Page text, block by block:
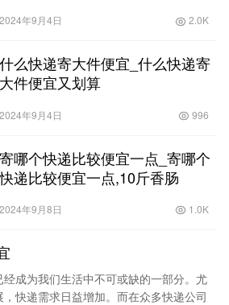
2024年9月4日 2.0K
什么快递寄大件便宜_什么快递寄
大件便宜又划算
2024年9月4日 996
寄哪个快递比较便宜一点_寄哪个
快递比较便宜一点,10斤香肠
2024年9月8日 1.0K
成为我们生活中不可或缺的一部分。尤
快递需求日益增加。而在众多快递公司